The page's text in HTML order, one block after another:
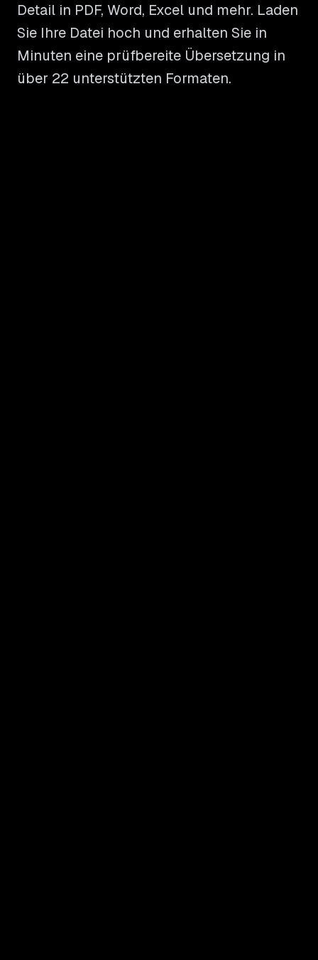
Detail in PDF, Word, Excel und mehr. Laden
Sie Ihre Datei hoch und erhalten Sie in
Minuten eine prüfbereite Übersetzung in
über 22 unterstützten Formaten.